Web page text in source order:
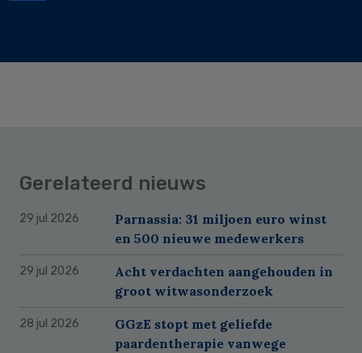
Gerelateerd nieuws
29 jul 2026
Parnassia: 31 miljoen euro winst
en 500 nieuwe medewerkers
29 jul 2026
Acht verdachten aangehouden in
groot witwasonderzoek
28 jul 2026
GGzE stopt met geliefde
paardentherapie vanwege